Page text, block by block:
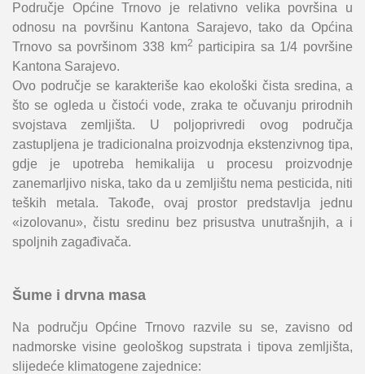
Područje Općine Trnovo je relativno velika površina u
odnosu na površinu Kantona Sarajevo, tako da Općina
Trnovo sa površinom 338 km2 participira sa 1/4 površine
Kantona Sarajevo.
Ovo područje se karakteriše kao ekološki čista sredina, a
što se ogleda u čistoći vode, zraka te očuvanju prirodnih
svojstava zemljišta. U poljoprivredi ovog područja
zastupljena je tradicionalna proizvodnja ekstenzivnog tipa,
gdje je upotreba hemikalija u procesu proizvodnje
zanemarljivo niska, tako da u zemljištu nema pesticida, niti
teških metala. Takođe, ovaj prostor predstavlja jednu
«izolovanu», čistu sredinu bez prisustva unutrašnjih, a i
spoljnih zagađivača.
Šume i drvna masa
Na području Općine Trnovo razvile su se, zavisno od
nadmorske visine geološkog supstrata i tipova zemljišta,
slijedeće klimatogene zajednice: